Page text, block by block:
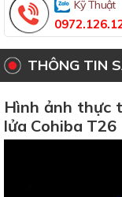
Kỹ Thuật
THÔNG TIN
Hình ảnh thực
lửa Cohiba T26